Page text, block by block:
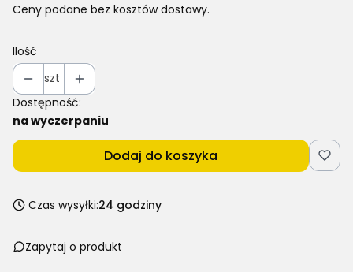
Ceny podane bez kosztów dostawy.
Ilość
szt
Dostępność:
na wyczerpaniu
Dodaj do koszyka
Czas wysyłki:24 godziny
Zapytaj o produkt